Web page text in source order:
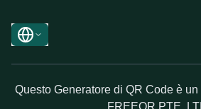
Questo Generatore di QR Code è
FREEQR PTE.